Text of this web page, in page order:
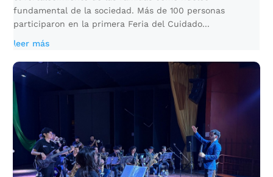
fundamental de la sociedad. Más de 100 personas
participaron en la primera Feria del Cuidado...
leer más